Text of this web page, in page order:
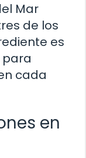
Mar
de los
es
cada
en